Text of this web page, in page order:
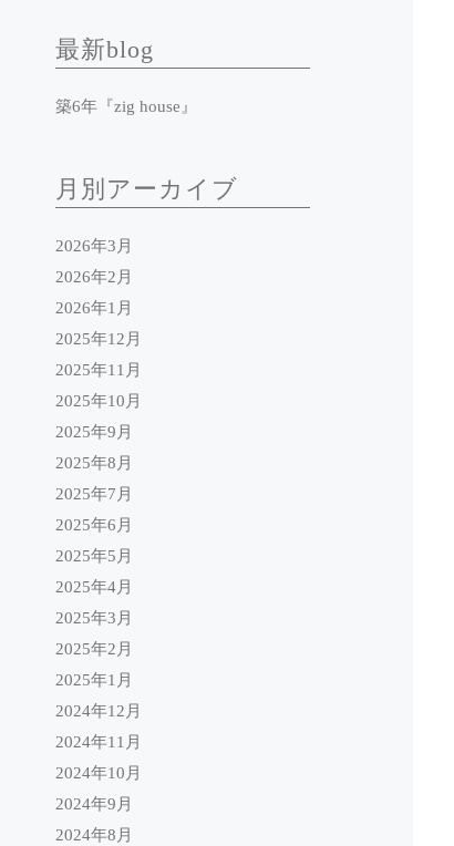
最新blog
築6年『zig house』
月別アーカイブ
2026年3月
2026年2月
2026年1月
2025年12月
2025年11月
2025年10月
2025年9月
2025年8月
2025年7月
2025年6月
2025年5月
2025年4月
2025年3月
2025年2月
2025年1月
2024年12月
2024年11月
2024年10月
2024年9月
2024年8月